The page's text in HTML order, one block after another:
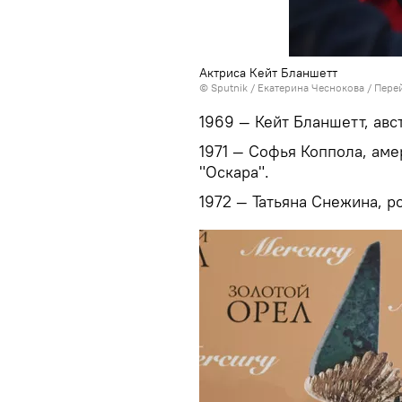
Актриса Кейт Бланшетт
© Sputnik / Екатерина Чеснокова /
1969 — Кейт Бланшетт,
1971 — Софья Коппола,
"Оскара".
1972 — Татьяна Снежина,